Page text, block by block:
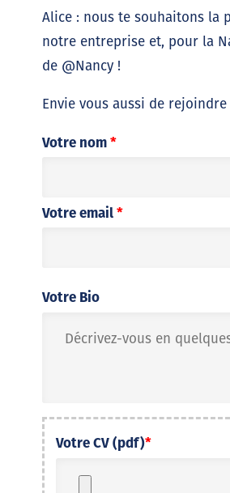
Alice : nous te souhaitons la
notre entreprise et, pour la
de @Nancy !
Envie vous aussi de rejoindre
Votre nom*
Votre email*
Votre Bio
Votre CV (pdf)*